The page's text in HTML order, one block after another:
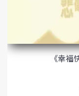
《幸